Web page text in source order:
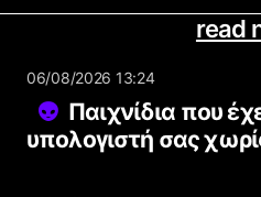
read
06/08/2026 13:24
Παιχνίδια που
υπολογιστή σας